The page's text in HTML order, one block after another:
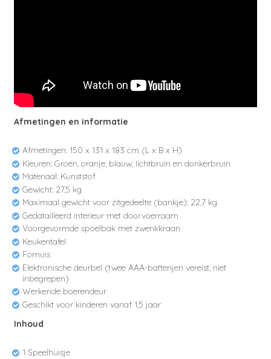
Afmetingen en informatie
Afmetingen: 150 x 131 x 183 cm (L x B x H)
Kleuren: Groen, oranje, blauw, lichtbruin en donkerbruin
Materiaal: Kunststof
Gewicht: 27,5 kg
Maximaal gewicht voor zitgedeelte (bankje): 22,7 kg
Gedatailleerd interieur met doorvoerraam
Voorgevormde spoelbak met zwenkkraan
Keukentafel
Fornuis
Elektronische deurbel (twee AAA-batterijen vereist, niet
inbegrepen)
Werkende boerendeur
Geschikt voor kinderen vanaf 1,5 jaar
Inhoud
1 Speelhuisje